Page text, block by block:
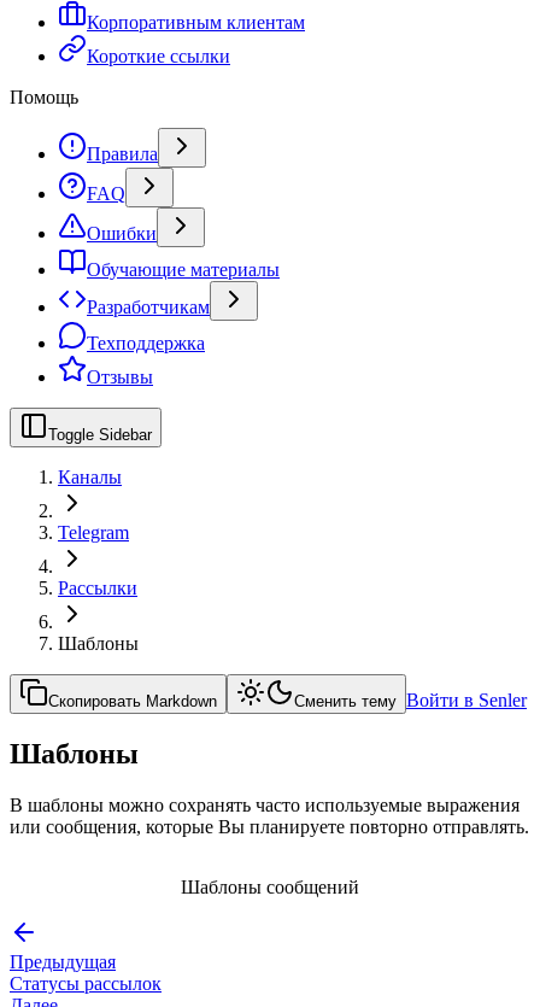
Корпоративным клиентам
Короткие ссылки
Помощь
Правила
FAQ
Ошибки
Обучающие материалы
Разработчикам
Техподдержка
Отзывы
Toggle Sidebar
Каналы
Telegram
Рассылки
Шаблоны
Скопировать Markdown Сменить тему Войти в Senler
Шаблоны
В шаблоны можно сохранять часто используемые выражения
или сообщения, которые Вы планируете повторно отправлять.
Шаблоны сообщений
Предыдущая
Статусы рассылок